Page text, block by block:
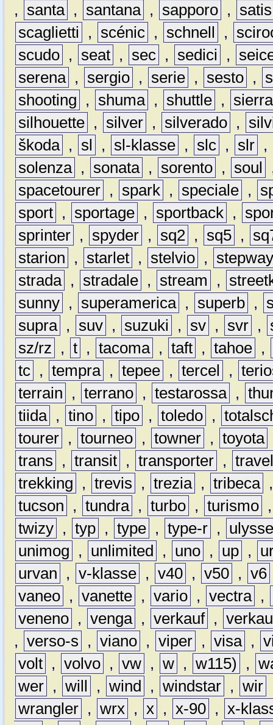
,
santa , santana , sapporo ,
satis
scaglietti
, scénic , schnell ,
scudo , seat , sec , sedici ,
serena , sergio , serie , sesto ,
shooting
, shuma , shuttle ,
sierra
silhouette , silver , silverado ,
škoda , sl , sl-klasse , slc , slr ,
solenza , sonata , sorento , soul
spacetourer , spark , speciale ,
sport , sportage , sportback ,
sprinter , spyder , sq2 , sq5 ,
starion
, starlet , stelvio ,
strada , stradale , stream ,
sunny , superamerica , superb ,
supra , suv , suzuki , sv , svr ,
sz/rz
, t , tacoma , taft , tahoe ,
tc , tempra , tepee , tercel ,
terrain
, terrano , testarossa ,
tiida , tino , tipo , toledo ,
tourer , tourneo , towner , toyota
trans
, transit , transporter ,
trekking
, trevis , trezia , tribeca
tucson
, tundra , turbo , turismo
twizy , typ , type , type-r ,
unimog
, unlimited , uno , up ,
urvan
, v-klasse , v40 , v50 , v6
vaneo , vanette , vario , vectra ,
veneno , venga , verkauf ,
, verso-s , viano , viper , visa ,
volt , volvo , vw , w , w115) ,
wer , will , wind , windstar , wir
wrangler , wrx , x , x-90 , x-